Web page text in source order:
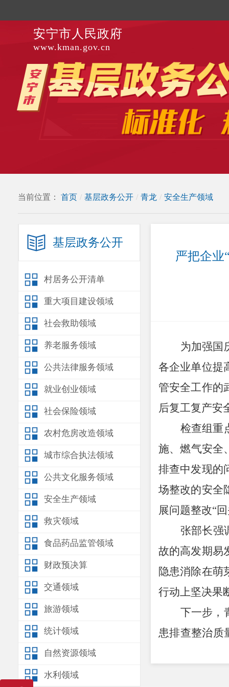
安宁市人民政府
www.kman.gov.cn
当前位置： 首页 / 基层政务公开 / 青龙 / 安全生产领域
基层政务公开
村居务公开清单
重大项目建设领域
社会救助领域
养老服务领域
公共法律服务领域
就业创业领域
社会保险领域
农村危房改造领域
城市综合执法领域
公共文化服务领域
安全生产领域
救灾领域
食品药品监管领域
财政预决算
交通领域
旅游领域
统计领域
自然资源领域
水利领域
严把企
为加强国
各企业单位提
管安全工作的
后复工复产安
检查组重
施、燃气安全
排查中发现的
场整改的安全
展问题整改“
张部长强
故的高发期易
隐患消除在萌
行动上坚决果
下一步，
患排查整治质